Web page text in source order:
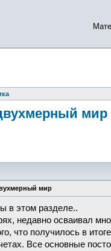
мир
мир
в этом разделе..
недавно осваивал
что получилось в
Все основные